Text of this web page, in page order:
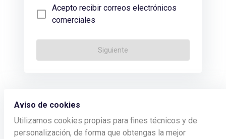
Acepto recibir correos electrónicos
comerciales
Siguiente
Aviso de cookies
Utilizamos cookies propias para fines técnicos y de
personalización, de forma que obtengas la mejor